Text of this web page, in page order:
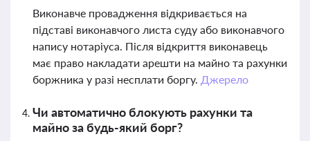
Виконавче провадження відкривається на
підставі виконавчого листа суду або виконавчого
напису нотаріуса. Після відкриття виконавець
має право накладати арешти на майно та рахунки
боржника у разі несплати боргу. Джерело
Чи автоматично блокують рахунки та
майно за будь-який борг?